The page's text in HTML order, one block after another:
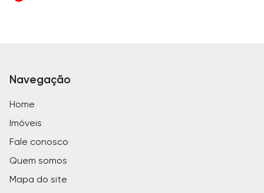
Navegação
Home
Imóveis
Fale conosco
Quem somos
Mapa do site